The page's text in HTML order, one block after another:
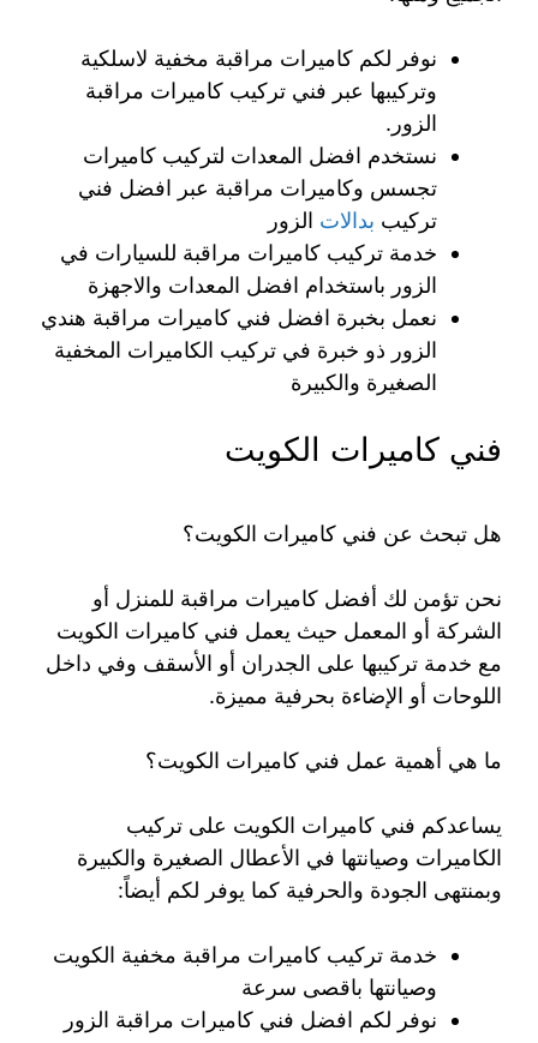
نوفر لكم كاميرات مراقبة مخفية لاسلكية
وتركيبها عبر فني تركيب كاميرات مراقبة
الزور.
نستخدم افضل المعدات لتركيب كاميرات
تجسس وكاميرات مراقبة عبر افضل فني
تركيب بدالات الزور
خدمة تركيب كاميرات مراقبة للسيارات في
الزور باستخدام افضل المعدات والاجهزة
نعمل بخبرة افضل فني كاميرات مراقبة هندي
الزور ذو خبرة في تركيب الكاميرات المخفية
الصغيرة والكبيرة
فني كاميرات الكويت
هل تبحث عن فني كاميرات الكويت؟
نحن تؤمن لك أفضل كاميرات مراقبة للمنزل أو
الشركة أو المعمل حيث يعمل فني كاميرات الكويت
مع خدمة تركيبها على الجدران أو الأسقف وفي داخل
اللوحات أو الإضاءة بحرفية مميزة.
ما هي أهمية عمل فني كاميرات الكويت؟
يساعدكم فني كاميرات الكويت على تركيب
الكاميرات وصيانتها في الأعطال الصغيرة والكبيرة
وبمنتهى الجودة والحرفية كما يوفر لكم أيضاً:
خدمة تركيب كاميرات مراقبة مخفية الكويت
وصيانتها باقصى سرعة
نوفر لكم افضل فني كاميرات مراقبة الزور